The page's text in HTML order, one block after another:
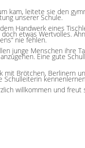
kam, leitete sie den
unserer Schule.
Handwerk eines
etwas Wertvolles.
nie fehlen.
junge Menschen ihre
Eine gute
mit Brötchen, Berlinern
Schulleiterin
willkommen und